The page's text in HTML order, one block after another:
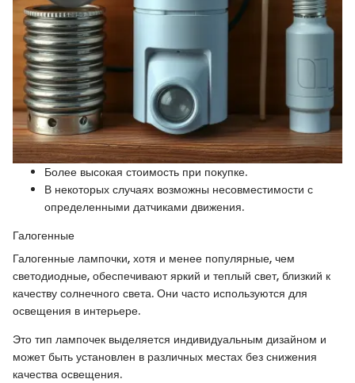
Более высокая стоимость при покупке.
В некоторых случаях возможны несовместимости с
определенными датчиками движения.
Галогенные
Галогенные лампочки, хотя и менее популярные, чем
светодиодные, обеспечивают яркий и теплый свет, близкий к
качеству солнечного света. Они часто используются для
освещения в интерьере.
Это тип лампочек выделяется индивидуальным дизайном и
может быть установлен в различных местах без снижения
качества освещения.